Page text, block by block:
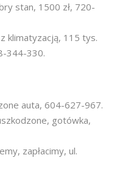
stan, 1500 zł, 720-
klimatyzacją, 115 tys.
344-330.
auta, 604-627-967.
gotówka,
zapłacimy, ul.